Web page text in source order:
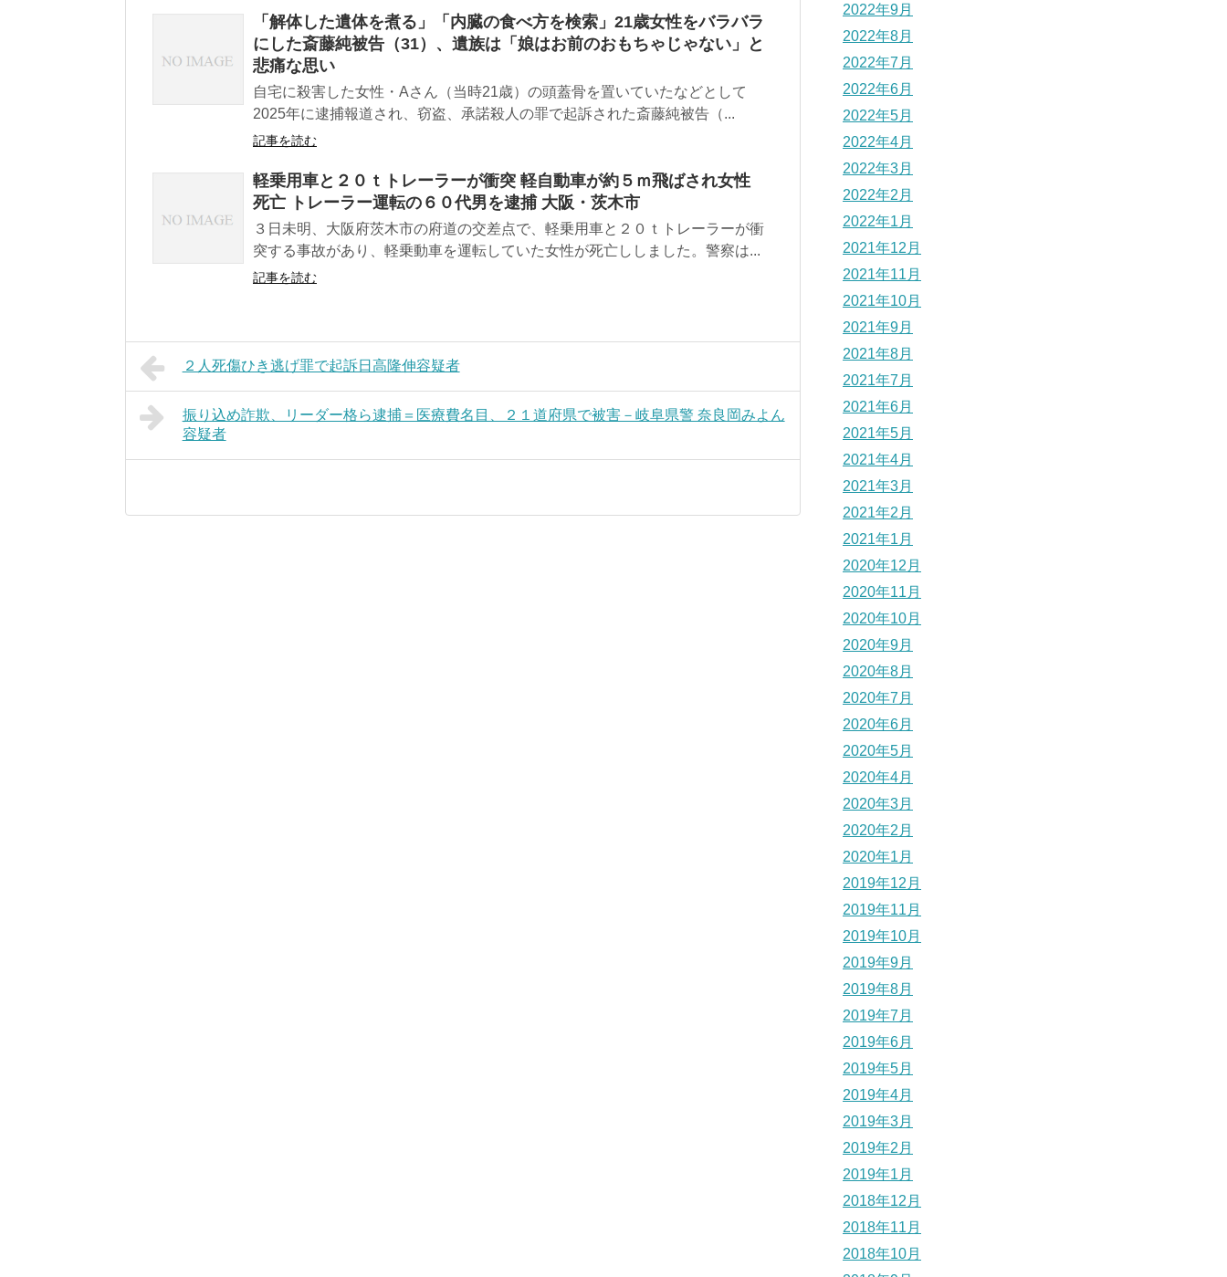
「解体した遺体を煮る」「内臓の食べ方を検索」21歳女性をバラバラ
にした斎藤純被告（31）、遺族は「娘はお前のおもちゃじゃない」と
悲痛な思い
自宅に殺害した女性・Aさん（当時21歳）の頭蓋骨を置いていたなどとして
2025年に逮捕報道され、窃盗、承諾殺人の罪で起訴された斎藤純被告（...
記事を読む
軽乗用車と２０ｔトレーラーが衝突 軽自動車が約５ｍ飛ばされ女性
死亡 トレーラー運転の６０代男を逮捕 大阪・茨木市
３日未明、大阪府茨木市の府道の交差点で、軽乗用車と２０ｔトレーラーが衝
突する事故があり、軽乗動車を運転していた女性が死亡ししました。警察は...
記事を読む
２人死傷ひき逃げ罪で起訴日高隆伸容疑者
振り込め詐欺、リーダー格ら逮捕＝医療費名目、２１道府県で被害－岐阜県警 奈良岡みよん
容疑者
2022年9月
2022年8月
2022年7月
2022年6月
2022年5月
2022年4月
2022年3月
2022年2月
2022年1月
2021年12月
2021年11月
2021年10月
2021年9月
2021年8月
2021年7月
2021年6月
2021年5月
2021年4月
2021年3月
2021年2月
2021年1月
2020年12月
2020年11月
2020年10月
2020年9月
2020年8月
2020年7月
2020年6月
2020年5月
2020年4月
2020年3月
2020年2月
2020年1月
2019年12月
2019年11月
2019年10月
2019年9月
2019年8月
2019年7月
2019年6月
2019年5月
2019年4月
2019年3月
2019年2月
2019年1月
2018年12月
2018年11月
2018年10月